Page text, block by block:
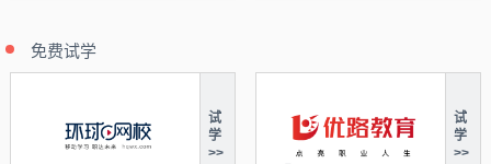
免费试学
试
学
>>
试
学
>>